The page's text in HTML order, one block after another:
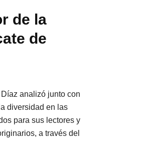
de la
de
analizó junto con
diversidad en las
para sus lectores y
a través del